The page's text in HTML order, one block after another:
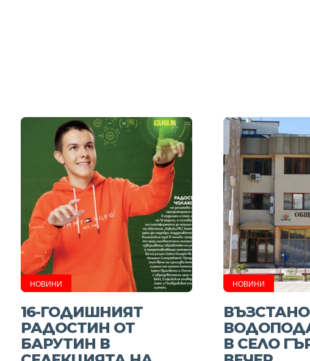
НОВИНИ
16-ГОДИШНИЯТ
РАДОСТИН ОТ
БАРУТИН В
НОВИНИ
В СЕЛО